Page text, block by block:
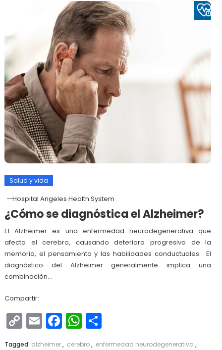
Salud y vida
Hospital Angeles Health System
¿Cómo se diagnóstica el Alzheimer?
El Alzheimer es una enfermedad neurodegenerativa que
afecta el cerebro, causando deterioro progresivo de la
memoria, el pensamiento y las habilidades conductuales. El
diagnóstico del Alzheimer generalmente implica una
combinación…
Compartir:
Copy
Link
EmailFacebook
WhatsApp
Compartir
Tagged alzheimer, cerebro, enfermedad neurodegenerativa ,